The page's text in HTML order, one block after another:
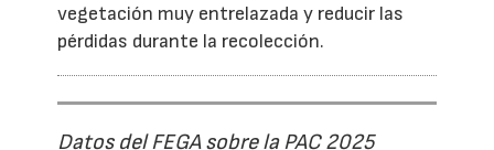
vegetación muy entrelazada y reducir las
pérdidas durante la recolección.
Datos del FEGA sobre la PAC 2025